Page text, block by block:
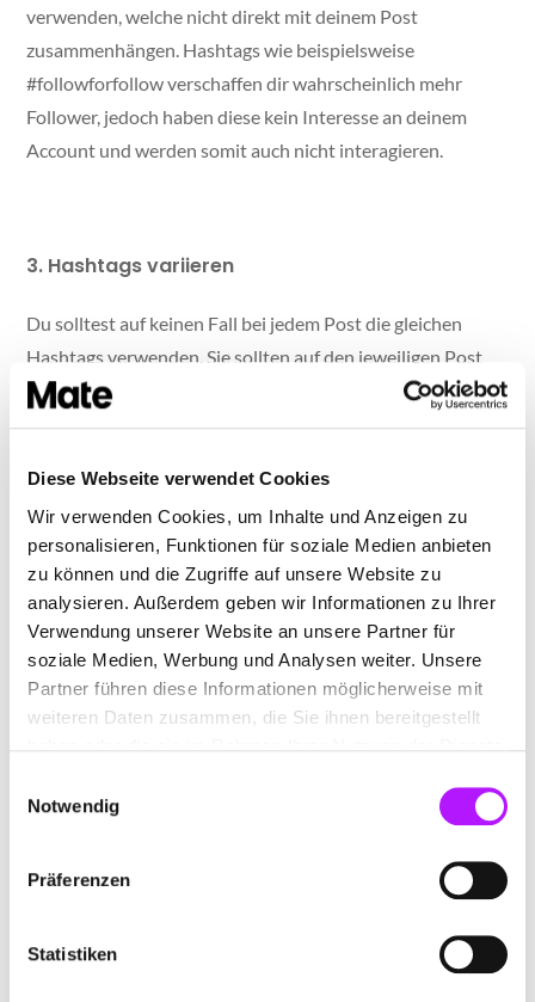
Diese Webseite verwendet Cookies
Wir verwenden Cookies, um Inhalte und Anzeigen zu
personalisieren, Funktionen für soziale Medien anbieten
zu können und die Zugriffe auf unsere Website zu
analysieren. Außerdem geben wir Informationen zu Ihrer
Verwendung unserer Website an unsere Partner für
soziale Medien, Werbung und Analysen weiter. Unsere
Partner führen diese Informationen möglicherweise mit
weiteren Daten zusammen, die Sie ihnen bereitgestellt
Notwendig
Präferenzen
Statistiken
verwenden, welche nicht direkt mit deinem Post
zusammenhängen. Hashtags wie beispielsweise
#followforfollow verschaffen dir wahrscheinlich mehr
Follower, jedoch haben diese kein Interesse an deinem
Account und werden somit auch nicht interagieren.
3. Hashtags variieren
Du solltest auf keinen Fall bei jedem Post die gleichen
Hashtags verwenden. Sie sollten auf den jeweiligen Post
abgestimmt sein und den dargestellten Inhalt im
Optimalfall beschreiben. So werden Nutzer, welche gezielt
Beitrag aufmerksam und werden mit hoher
Wahrscheinlichkeit zu sehr hochwertigen Followern,
welche Interaktion und Engagement steigern.
4. Keine langen Hashtags verwenden
Aneinanderreihungen von Buchstaben zu vermeiden, da
dies schnell unleserlich wird und außerdem unseriös wirkt.
Allgemein lässt sich zusammenfassen, dass du selbst
austesten solltest, was für deinen Account funktioniert.